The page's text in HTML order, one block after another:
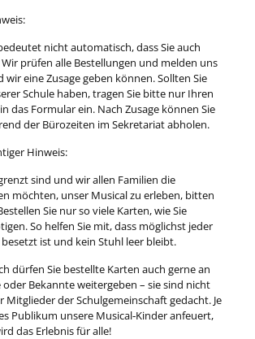
nicht automatisch, dass Sie auch
prüfen alle Bestellungen und melden uns
wir eine Zusage geben können. Sollten Sie
Schule haben, tragen Sie bitte nur Ihren
das Formular ein. Nach Zusage können Sie
der Bürozeiten im Sekretariat abholen.
Hinweis:
sind und wir allen Familien die
möchten, unser Musical zu erleben, bitten
Sie nur so viele Karten, wie Sie
So helfen Sie mit, dass möglichst jeder
ist und kein Stuhl leer bleibt.
dürfen Sie bestellte Karten auch gerne an
oder Bekannte weitergeben – sie sind nicht
Mitglieder der Schulgemeinschaft gedacht. Je
Publikum unsere Musical‑Kinder anfeuert,
das Erlebnis für alle!